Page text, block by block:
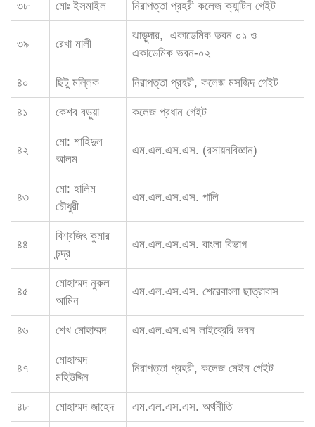
৩৮ মোঃ ইসমাইল নিরাপত্তা প্রহরী কলেজ ক্যান্টিন গেইট
৩৯ রেখা মালী
ঝাড়ুদার, একাডেমিক ভবন ০১ ও
একাডেমিক ভবন-০২
৪০ ছিটু মল্লিক নিরাপত্তা প্রহরী, কলেজ মসজিদ গেইট
৪১ কেশব বড়ুয়া কলেজ প্রধান গেইট
৪২
মো: শাহিদুল
আলম
এম.এল.এস.এস. (রসায়নবিজ্ঞান)
৪৩
মো: হালিম
চৌধুরী
এম.এল.এস.এস. পালি
৪৪
বিশ্বজিৎ কুমার
চন্দ্র
এম.এল.এস.এস. বাংলা বিভাগ
৪৫
মোহাম্মদ নুরুল
আমিন
এম.এল.এস.এস. শেরেবাংলা ছাত্রাবাস
৪৬ শেখ মোহাম্মদ এম.এল.এস.এস লাইব্রেরি ভবন
৪৭
মোহাম্মদ
মহিউদ্দিন
নিরাপত্তা প্রহরী, কলেজ মেইন গেইট
৪৮ মোহাম্মদ জাহেদ এম.এল.এস.এস. অর্থনীতি